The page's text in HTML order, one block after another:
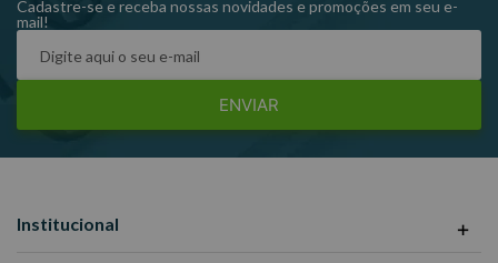
Cadastre-se e receba nossas novidades e promoções em seu e-
mail!
ENVIAR
Institucional